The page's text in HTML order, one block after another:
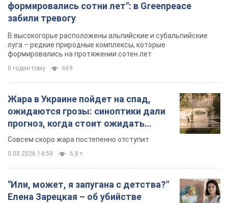
формировались сотни лет": в Greenpeace
забили тревогу
В высокогорье расположены альпийские и субальпийские
луга – редкие природные комплексы, которые
формировались на протяжении сотен лет
8 годин тому 669
Жара в Украине пойдет на спад,
ожидаются грозы: синоптики дали
прогноз, когда стоит ожидать
изменения погоды
Совсем скоро жара постепенно отступит
5.08.2026 14:59 6,8 т.
"Или, может, я запугана с детства?"
Елена Зарецкая – об убийстве